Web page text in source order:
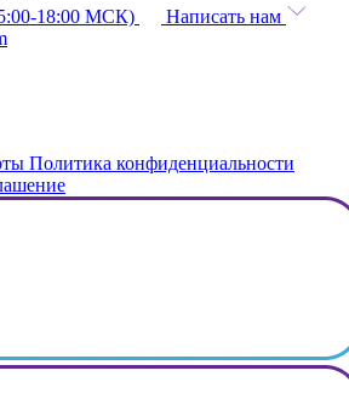
18:00 МСК)
Написать нам
Политика конфиденциальности